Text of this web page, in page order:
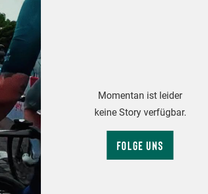
Momentan ist leider
keine Story verfügbar.
Folge uns